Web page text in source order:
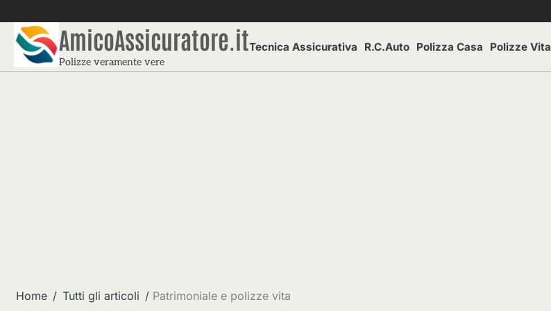
to
content
AmicoAssicuratore.it
Polizze veramente vere
Tecnica Assicurativa R.C.Auto Polizza Casa Polizze Vita
Home Tutti gli articoli Patrimoniale e polizze vita